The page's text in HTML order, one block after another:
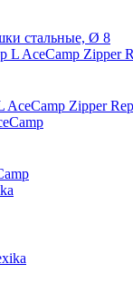
стальные, Ø 8
Zipper